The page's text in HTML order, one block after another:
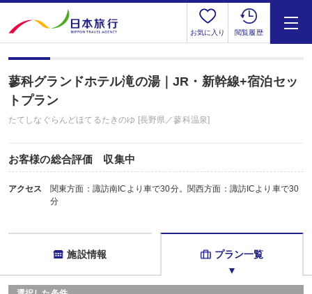
お気に入り 閲覧履歴
蓼科グランドホテル滝の湯｜JR・新幹線+宿泊セッ
トプラン
たてしなぐらんどほてるたきのゆ [長野県／蓼科温泉]
お客様の総合評価 収集中
アクセス
関東方面：諏訪南ICより車で30分。関西方面：諏訪ICより車で30
分
施設情報 プラン一覧